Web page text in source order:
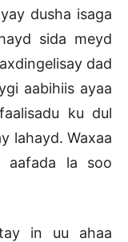
dusha isaga
sida meyd
dad
aabihiis ayaa
ku dul
lahayd. Waxaa
aafada la soo
in uu ahaa